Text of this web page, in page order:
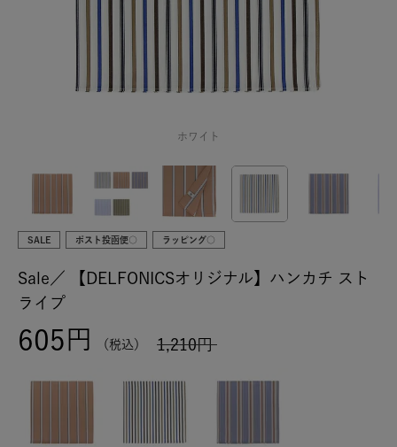
ホワイト
SALE ポスト投函便○ ラッピング○
Sale／
【DELFONICSオリジナル】ハンカチ スト
ライプ
1,210
605 税込